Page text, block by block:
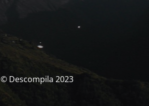
© Descompila 2023